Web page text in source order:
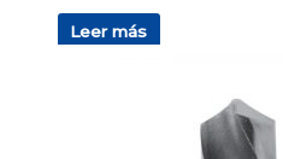
Leer más